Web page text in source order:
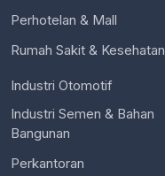
Perhotelan & Mall
Rumah Sakit & Kesehatan
Industri Otomotif
Industri Semen & Bahan
Bangunan
Perkantoran